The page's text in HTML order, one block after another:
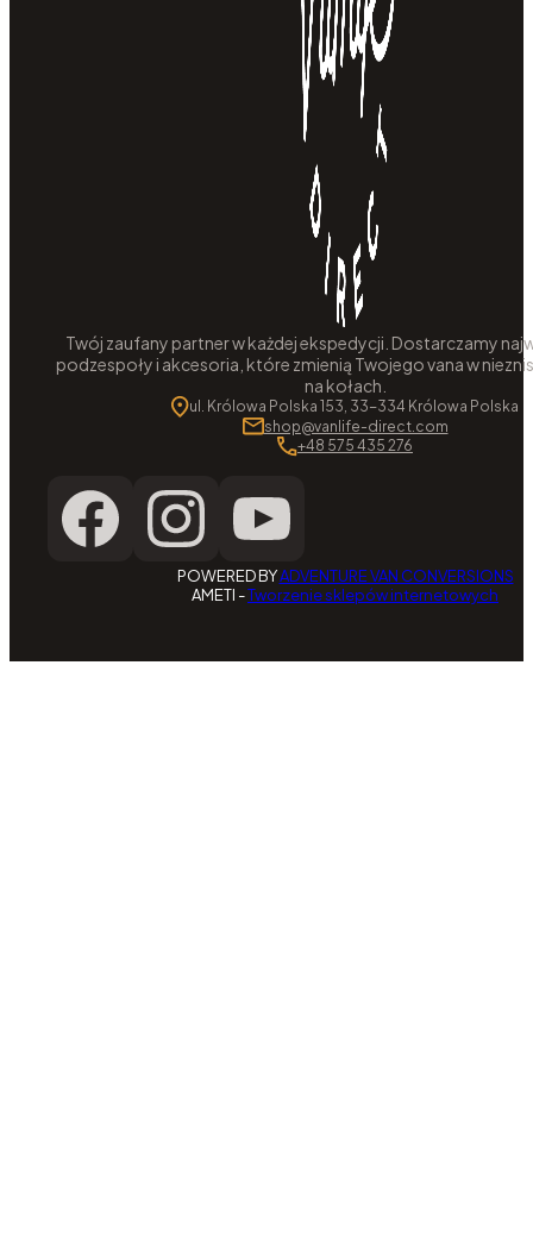
Twój zaufany partner w każdej ekspedycji. Dostarczamy
podzespoły i akcesoria, które zmienią Twojego vana w
na kołach.
ul. Królowa Polska 153, 33-334 Królowa Polska
shop@vanlife-direct.com
+48 575 435 276
POWERED BYADVENTURE VAN CONVERSIONS
AMETI -Tworzenie sklepów internetowych